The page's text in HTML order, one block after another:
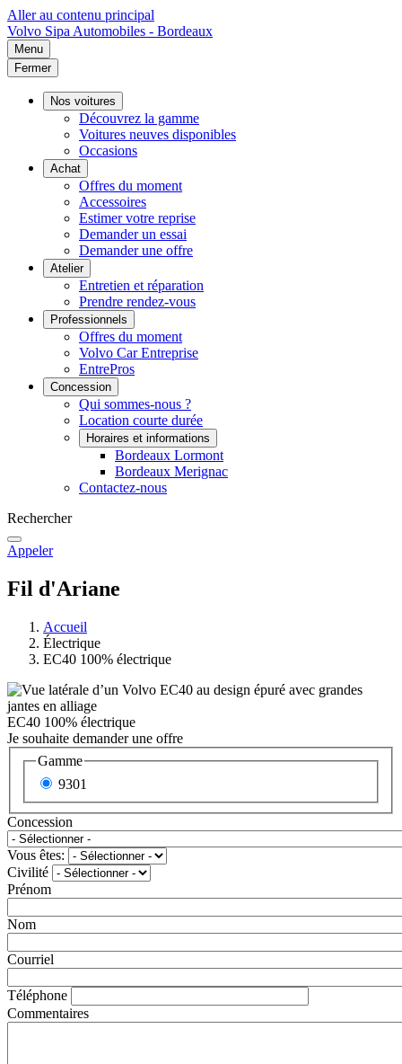
Aller au contenu principal
Volvo Sipa Automobiles - Bordeaux
Menu
Fermer
Nos voitures
Découvrez la gamme
Voitures neuves disponibles
Occasions
Achat
Offres du moment
Accessoires
Estimer votre reprise
Demander un essai
Demander une offre
Atelier
Entretien et réparation
Prendre rendez-vous
Professionnels
Offres du moment
Volvo Car Entreprise
EntrePros
Concession
Qui sommes-nous ?
Location courte durée
Horaires et informations
Bordeaux Lormont
Bordeaux Merignac
Contactez-nous
Rechercher
Appeler
Fil d'Ariane
Accueil
Électrique
EC40 100% électrique
EC40 100% électrique
Je souhaite demander une offre
Gamme
9301
Concession
Vous êtes:
Civilité
Prénom
Nom
Courriel
Téléphone
Commentaires